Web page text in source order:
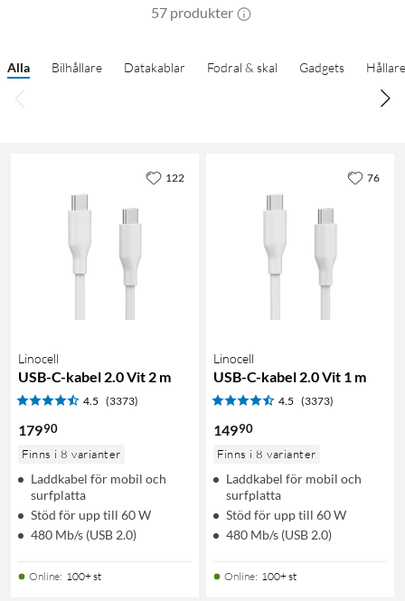
57 produkter
Alla Bilhållare Datakablar Fodral & skal Gadgets Hållare
Linocell
USB-C-kabel 2.0 Vit 2 m
4.5 (3373)
17990
Finns i 8 varianter
Laddkabel för mobil och
surfplatta
Stöd för upp till 60 W
480 Mb/s (USB 2.0)
Online: 100+ st
122
Linocell
USB-C-kabel 2.0 Vit 1 m
4.5 (3373)
14990
Finns i 8 varianter
Laddkabel för mobil och
surfplatta
Stöd för upp till 60 W
480 Mb/s (USB 2.0)
Online: 100+ st
76